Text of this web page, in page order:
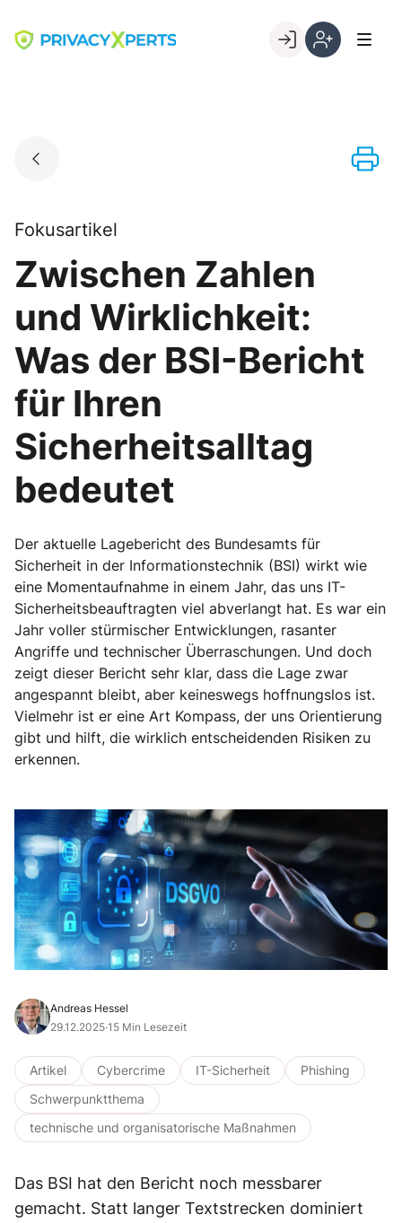
content
Go to landing page.
Fokusartikel
Zwischen Zahlen
und Wirklichkeit:
Was der BSI-Bericht
für Ihren
Sicherheitsalltag
bedeutet
Der aktuelle Lagebericht des Bundesamts für
Sicherheit in der Informationstechnik (BSI) wirkt wie
eine Momentaufnahme in einem Jahr, das uns IT-
Sicherheitsbeauftragten viel abverlangt hat. Es war ein
Jahr voller stürmischer Entwicklungen, rasanter
Angriffe und technischer Überraschungen. Und doch
zeigt dieser Bericht sehr klar, dass die Lage zwar
angespannt bleibt, aber keineswegs hoffnungslos ist.
Vielmehr ist er eine Art Kompass, der uns Orientierung
gibt und hilft, die wirklich entscheidenden Risiken zu
erkennen.
Andreas Hessel
29.12.2025·15 Min Lesezeit
Artikel Cybercrime IT-Sicherheit
Phishing
Schwerpunktthema
technische und organisatorische Maßnahmen
Das BSI hat den Bericht noch messbarer
gemacht. Statt langer Textstrecken dominiert